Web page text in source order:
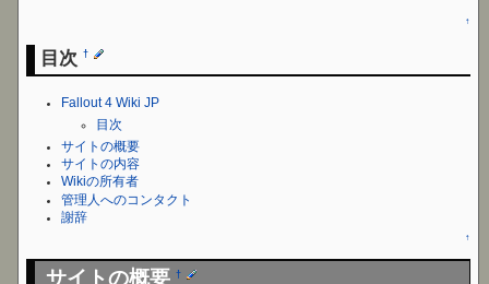
↑
目次†
Fallout 4 Wiki JP
目次
サイトの概要
サイトの内容
Wikiの所有者
管理人へのコンタクト
謝辞
↑
サイトの概要†